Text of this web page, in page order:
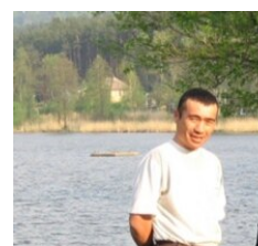
Озодлик бошқа тилларда